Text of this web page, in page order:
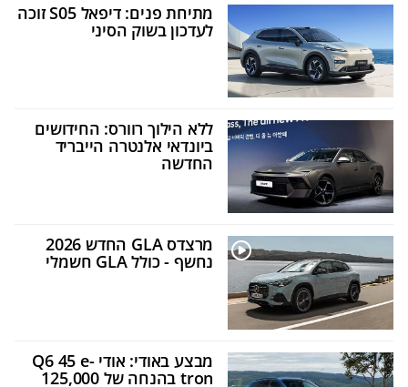
מתיחת פנים: דיפאל S05 זוכה
לעדכון בשוק הסיני
ללא הילוך רוורס: החידושים
ביונדאי אלנטרה הייבריד
החדשה
מרצדס GLA החדש 2026
נחשף - כולל GLA חשמלי
מבצע באודי: אודי Q6 45 e-
tron בהנחה של 125,000